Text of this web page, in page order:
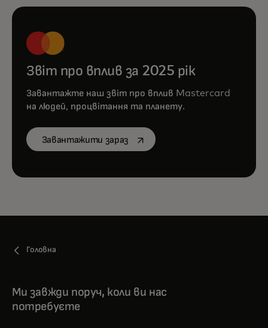
Звіт про вплив за 2025 рік
Завантажте наш звіт про вплив Mastercard
на людей, процвітання та планету.
Завантажити зараз opens in a new tab
Головна
Ми завжди поруч, коли ви нас
потребуєте